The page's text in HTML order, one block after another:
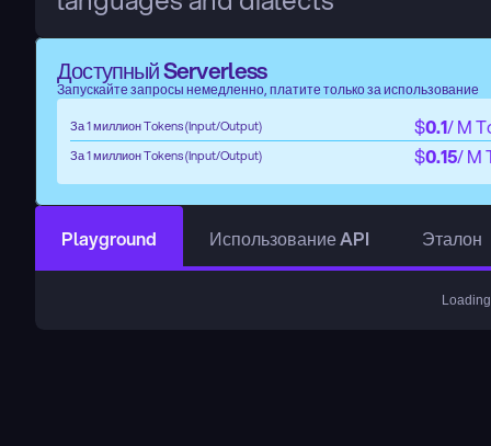
Доступный Serverless
Запускайте запросы немедленно, платите только за использование
За 1 миллион Tokens (Input/Output) $0.1/ M
За 1 миллион Tokens (Input/Output) $0.15/ M
Playground Использование API Эталон